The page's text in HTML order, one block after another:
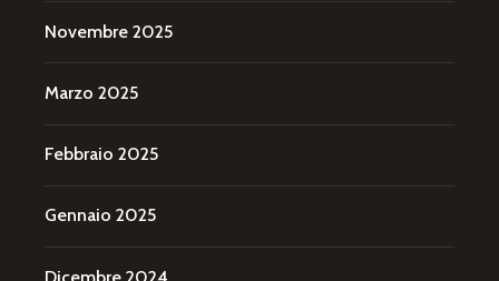
Novembre 2025
Marzo 2025
Febbraio 2025
Gennaio 2025